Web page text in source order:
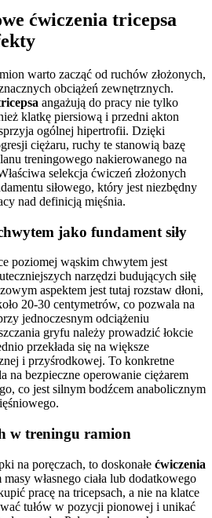
ćwiczenia tricepsa
warto zacząć od ruchów złożonych,
obciążeń zewnętrznych.
angażują do pracy nie tylko
klatkę piersiową i przedni akton
ogólnej hipertrofii. Dzięki
ciężaru, ruchy te stanowią bazę
treningowego nakierowanego na
selekcja ćwiczeń złożonych
siłowego, który jest niezbędny
nad definicją mięśnia.
jako fundament siły
poziomej wąskim chwytem jest
narzędzi budujących siłę
aspektem jest tutaj rozstaw dłoni,
20-30 centymetrów, co pozwala na
jednoczesnym odciążeniu
gryfu należy prowadzić łokcie
przekłada się na większe
i przyśrodkowej. To konkretne
na bezpieczne operowanie ciężarem
co jest silnym bodźcem anabolicznym
w treningu ramion
na poręczach, to doskonałe ćwiczenia
własnego ciała lub dodatkowego
pracę na tricepsach, a nie na klatce
tułów w pozycji pionowej i unikać